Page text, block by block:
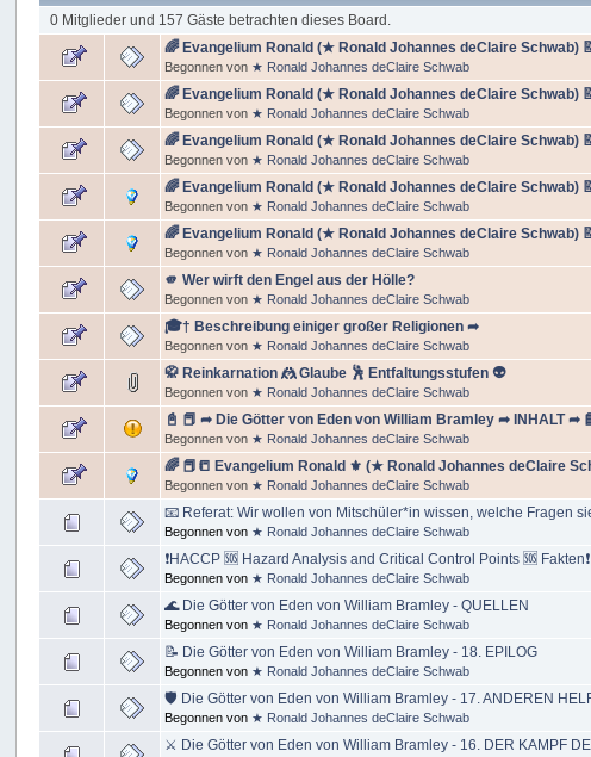
0 Mitglieder und 157 Gäste betrachten dieses Board.
🌈 Evangelium Ronald (★ Ronald Johannes deClaire Schwab)
Begonnen von ★ Ronald Johannes deClaire Schwab
🌈 Evangelium Ronald (★ Ronald Johannes deClaire Schwab)
Begonnen von ★ Ronald Johannes deClaire Schwab
🌈 Evangelium Ronald (★ Ronald Johannes deClaire Schwab)
Begonnen von ★ Ronald Johannes deClaire Schwab
🌈 Evangelium Ronald (★ Ronald Johannes deClaire Schwab)
Begonnen von ★ Ronald Johannes deClaire Schwab
🌈 Evangelium Ronald (★ Ronald Johannes deClaire Schwab)
Begonnen von ★ Ronald Johannes deClaire Schwab
🫵 Wer wirft den Engel aus der Hölle?
Begonnen von ★ Ronald Johannes deClaire Schwab
🎓† Beschreibung einiger großer Religionen ➦
Begonnen von ★ Ronald Johannes deClaire Schwab
🥋 Reinkarnation 🤼 Glaube 🕺 Entfaltungsstufen 👽
Begonnen von ★ Ronald Johannes deClaire Schwab
📓 📕 ➦ Die Götter von Eden von William Bramley ➦ INHALT ➦
Begonnen von ★ Ronald Johannes deClaire Schwab
🌈 📕📒 Evangelium Ronald ⚜ (★ Ronald Johannes deClaire
Begonnen von ★ Ronald Johannes deClaire Schwab
📧 Referat: Wir wollen von Mitschüler*in wissen, welche Fragen
Begonnen von ★ Ronald Johannes deClaire Schwab
❗HACCP 🆘 Hazard Analysis and Critical Control Points 🆘 Fakten❗
Begonnen von ★ Ronald Johannes deClaire Schwab
🌊 Die Götter von Eden von William Bramley - QUELLEN
Begonnen von ★ Ronald Johannes deClaire Schwab
📝 Die Götter von Eden von William Bramley - 18. EPILOG
Begonnen von ★ Ronald Johannes deClaire Schwab
🛡 Die Götter von Eden von William Bramley - 17. ANDEREN
Begonnen von ★ Ronald Johannes deClaire Schwab
⚔ Die Götter von Eden von William Bramley - 16. DER KAMPF